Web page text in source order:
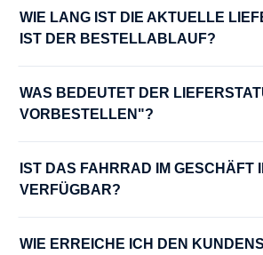
2024
75 Nm
MOTOR-SPANNUNG :
36 V
MOTOR-TYP :
Bosch Performance Line smart System
WIE LANG IST DIE AKTUELLE
IST DER BESTELLABLAUF?
WAS BEDEUTET DER
VORBESTELLEN"?
IST DAS FAHRRAD IM GESCHÄFT
VERFÜGBAR?
WIE ERREICHE ICH DEN